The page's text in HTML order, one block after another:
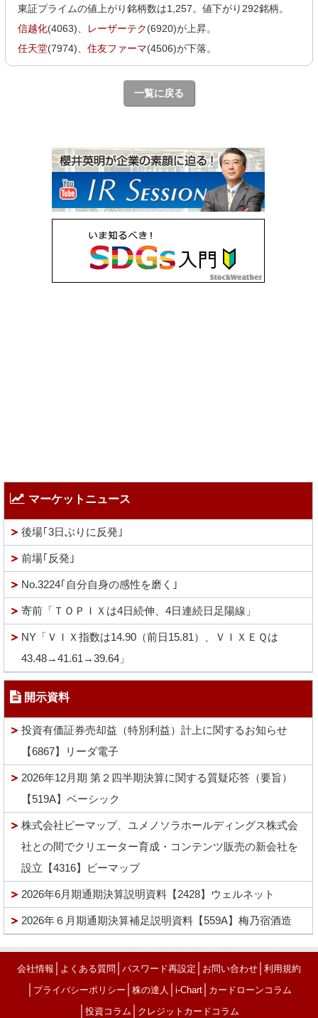
東証プライムの値上がり銘柄数は1,257。値下がり292銘柄。
信越化(4063)、 レーザーテク(6920)が上昇。
任天堂(7974)、住友ファーマ(4506)が下落。
一覧に戻る
マーケットニュース
後場｢3日ぶりに反発｣
前場｢反発｣
No.3224｢自分自身の感性を磨く｣
寄前「ＴＯＰＩＸは4日続伸、4日連続日足陽線」
NY「ＶＩＸ指数は14.90（前日15.81）、ＶＩＸＥＱは
43.48→41.61→39.64」
開示資料
投資有価証券売却益（特別利益）計上に関するお知らせ
【6867】リーダ電子
2026年12月期 第２四半期決算に関する質疑応答（要旨）
【519A】ベーシック
株式会社ビーマップ、ユメノソラホールディングス株式会
社との間でクリエーター育成・コンテンツ販売の新会社を
設立【4316】ビーマップ
2026年6月期通期決算説明資料【2428】ウェルネット
2026年６月期通期決算補足説明資料【559A】梅乃宿酒造
会社情報 よくある質問 パスワード再設定 お問い合わせ 利用規約
プライバシーポリシー 株の達人 i-Chart│ カードローンコラム
投資コラム クレジットカードコラム